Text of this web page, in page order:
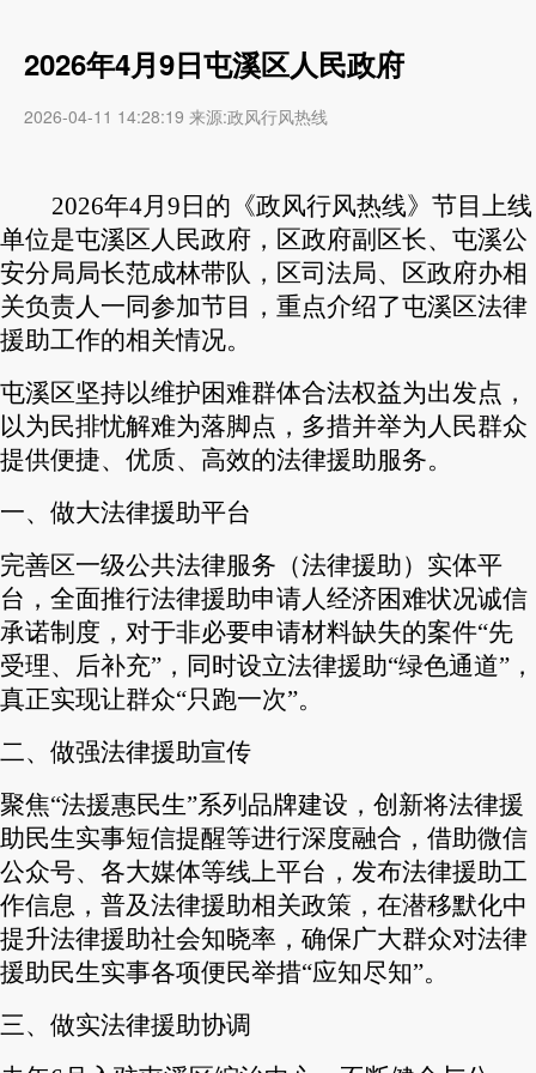
2026年4月9日屯溪区人民政府
2026-04-11 14:28:19 来源:政风行风热线
2026年4月9日的 《政风行风热线》节目上线
单位是屯溪区人民政府 ， 区政府副区长、屯溪公
安分局局长范成林带队， 区司法局、 区政府办相
关负责人一同参加节目，重点介绍了屯溪区法律
援助工作的相关情况。
屯溪区坚持以维护困难群体合法权益为出发点，
以为民排忧解难为落脚点，多措并举为人民群众
提供便捷、优质、高效的法律援助服务。
一、做大法律援助平台
完善区一级公共法律服务（法律援助）实体平
台，全面推行法律援助申请人经济困难状况诚信
承诺制度，对于非必要申请材料缺失的案件“先
受理、后补充” ，同时设立法律援助“绿色通道” ，
真正实现让群众“只跑一次”。
二、做强法律援助宣传
聚焦“法援惠民生”系列品牌建设，创新将法律援
助民生实事短信提醒等进行深度融合，借助微信
公众号、各大媒体等线上平台，发布法律援助工
作信息，普及法律援助相关政策，在潜移默化中
提升法律援助社会知晓率，确保广大群众对法律
援助民生实事各项便民举措“应知尽知”。
三、做实法律援助协调